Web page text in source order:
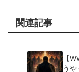
関連記事
【
う